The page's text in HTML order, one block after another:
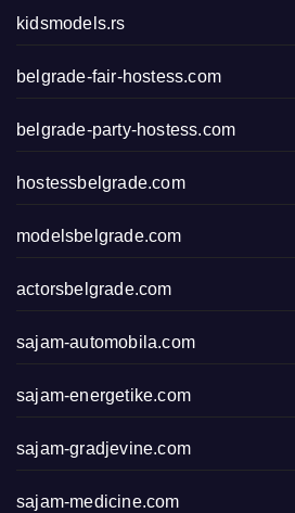
kidsmodels.rs
belgrade-fair-hostess.com
belgrade-party-hostess.com
hostessbelgrade.com
modelsbelgrade.com
actorsbelgrade.com
sajam-automobila.com
sajam-energetike.com
sajam-gradjevine.com
sajam-medicine.com